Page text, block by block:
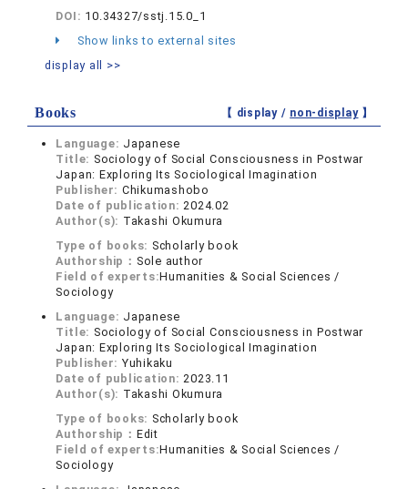
DOI: 10.34327/sstj.15.0_1
Show links to external sites
display all >>
Books 【 display / non-display】
Language: Japanese
Title: Sociology of Social Consciousness in Postwar
Japan: Exploring Its Sociological Imagination
Publisher: Chikumashobo
Date of publication:2024.02
Author(s): Takashi Okumura
Type of books: Scholarly book
Authorship： Sole author
Field of experts:Humanities & Social Sciences /
Sociology
Language: Japanese
Title: Sociology of Social Consciousness in Postwar
Japan: Exploring Its Sociological Imagination
Publisher: Yuhikaku
Date of publication:2023.11
Author(s): Takashi Okumura
Type of books: Scholarly book
Authorship： Edit
Field of experts:Humanities & Social Sciences /
Sociology